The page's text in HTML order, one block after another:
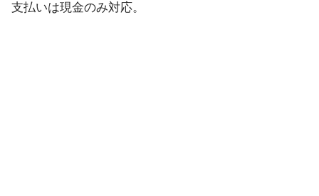
支払いは現金のみ対応。